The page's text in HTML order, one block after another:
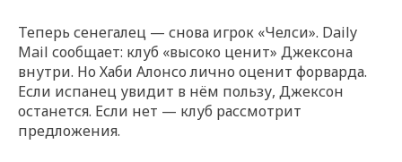
Теперь сенегалец — снова игрок «Челси». Daily
Mail сообщает: клуб «высоко ценит» Джексона
внутри. Но Хаби Алонсо лично оценит форварда.
Если испанец увидит в нём пользу, Джексон
останется. Если нет — клуб рассмотрит
предложения.